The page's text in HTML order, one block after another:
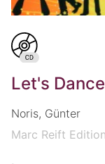
Let's
Noris, Günter
Marc Reift